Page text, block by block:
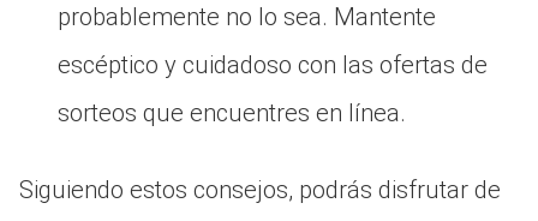
probablemente no lo sea. Mantente
escéptico y cuidadoso con las ofertas de
sorteos que encuentres en línea.
Siguiendo estos consejos, podrás disfrutar de